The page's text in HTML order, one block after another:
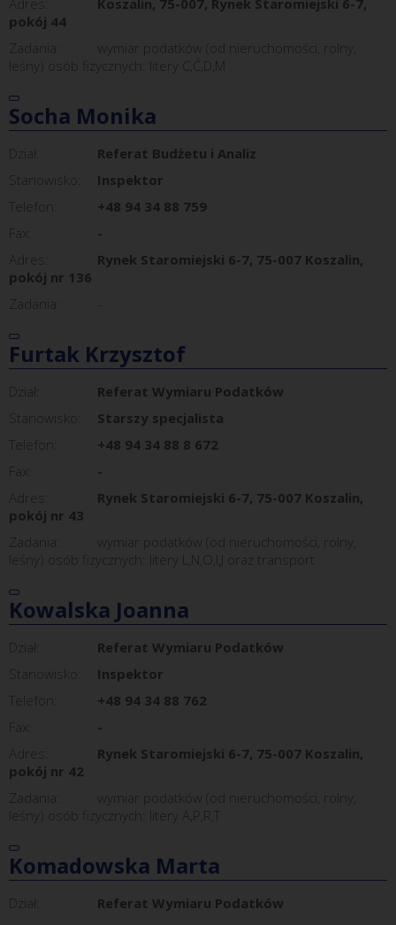
pokój 44
Zadania:
wymiar podatków (od nieruchomości, rolny,
leśny) osób fizycznych: litery C,Ć,D,M
Socha Monika
Dział:
Referat Budżetu i Analiz
Stanowisko:
Inspektor
Telefon:
+48 94 34 88 759
Fax:
-
Adres:
Rynek Staromiejski 6-7, 75-007 Koszalin,
pokój nr 136
Zadania:
Furtak Krzysztof
Dział:
Referat Wymiaru Podatków
Stanowisko:
Starszy specjalista
Telefon:
+48 94 34 88 8 672
Fax:
-
Adres:
Rynek Staromiejski 6-7, 75-007 Koszalin,
pokój nr 43
Zadania:
wymiar podatków (od nieruchomości, rolny,
leśny) osób fizycznych: litery L,N,O,I,J oraz transport
Kowalska Joanna
Dział:
Referat Wymiaru Podatków
Stanowisko:
Inspektor
Telefon:
+48 94 34 88 762
Fax:
-
Adres:
Rynek Staromiejski 6-7, 75-007 Koszalin,
pokój nr 42
Zadania:
wymiar podatków (od nieruchomości, rolny,
leśny) osób fizycznych: litery A,P,R,T
Komadowska Marta
Dział:
Referat Wymiaru Podatków